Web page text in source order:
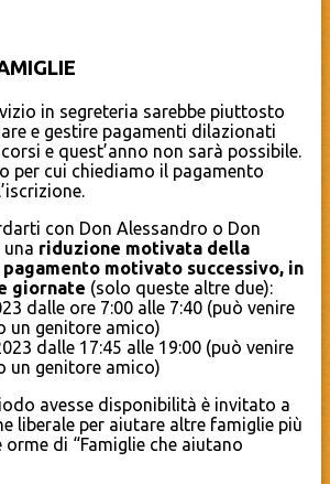
in segreteria sarebbe piuttosto
e gestire pagamenti dilazionati
e quest’anno non sarà possibile.
per cui chiediamo il pagamento
con Don Alessandro o Don
riduzione motivata della
pagamento motivato successivo, in
giornate (solo queste altre due):
dalle ore 7:00 alle 7:40 (può venire
un genitore amico)
dalle 17:45 alle 19:00 (può venire
un genitore amico)
avesse disponibilità è invitato a
liberale per aiutare altre famiglie più
di “Famiglie che aiutano